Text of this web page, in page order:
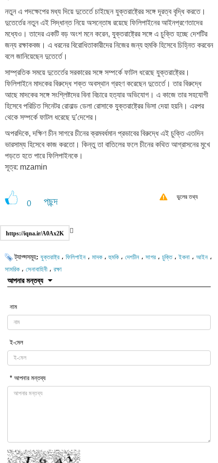
নতুন এ পদক্ষেপের মধ্য দিয়ে দুতের্তে চাইছেন যুক্তরাষ্ট্রের সঙ্গে দূরত্ব বৃদ্ধি করতে।
দুতের্তের নতুন এই সিদ্ধান্ত নিয়ে অসন্তোষ রয়েছে ফিলিপাইনের আইনপ্রণেতাদের
মধ্যেও। তাদের একটি বড় অংশ মনে করেন, যুক্তরাষ্ট্রের সঙ্গে এ চুক্তি হচ্ছে দেশটির
জন্য রক্ষাকবজ। এ ধরনের বিরোধিতাকারীদের নিজের জন্য হুমকি হিসেবে চিহ্নিত করবেন
বলে জানিয়েছেন দুতের্তে।
সাম্প্রতিক সময়ে দুতের্তের সরকারের সঙ্গে সম্পর্কে ফাটল ধরেছে যুক্তরাষ্ট্রের।
ফিলিপাইনে মাদকের বিরুদ্ধে শক্ত অবস্থান গ্রহণ করেছেন দুতের্তে। তার বিরুদ্ধে
আছে মাদকের সঙ্গে সংশ্লিষ্টদের বিনা বিচারে হত্যার অভিযোগ। এ কাজে তার সহযোগী
হিসেবে পরিচিত সিনেটর রোনাল্ড ডেলা রোসাকে যুক্তরাষ্ট্রের ভিসা দেয়া হয়নি। এরপর
থেকে সম্পর্কে ফাটল ধরেছে দু’দেশের।
অপরদিকে, দক্ষিণ চীন সাগরে চীনের ক্রমবর্ধমান প্রভাবের বিরুদ্ধে এই চুক্তি এতদিন
ভারসাম্য হিসেবে কাজ করতো। কিন্তু তা বাতিলের ফলে চীনের কথিত আগ্রাসনের মুখে
পড়তে হতে পারে ফিলিপাইনকে।
সূত্র: mzamin
0 পছন্দ ভুলের তথ্য
https://iqna.ir/A0Ax2K
ট্যাগ্সসমূহ: যুক্তরাষ্ট্র ، ফিলিপাইন ، মাদক،হুমকি، দেশচীন ، সাগর ، চুক্তি،ইকনা ، আইন ،
সামরিক، সেনাবাহিনী، রক্ষা
আপনার মন্তব্য
নাম
ই-মেল
* আপনার মন্তব্য